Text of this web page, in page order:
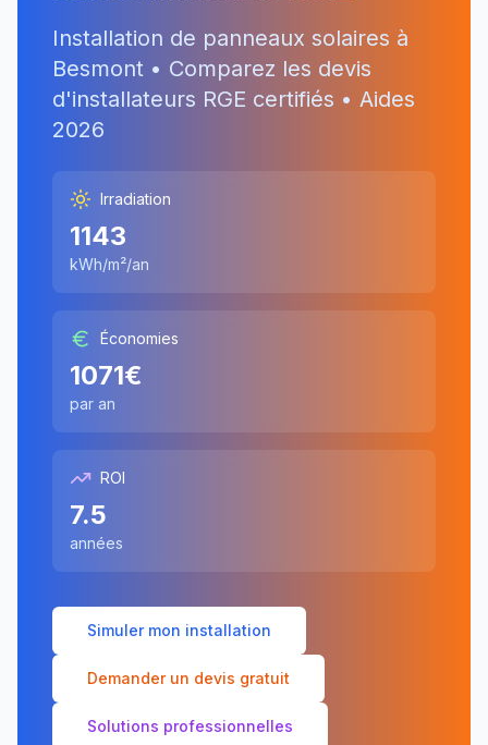
Installation de panneaux solaires à
Besmont • Comparez les devis
d'installateurs RGE certifiés • Aides
2026
Irradiation
1143
kWh/m²/an
Économies
1071€
par an
ROI
7.5
années
Simuler mon installation
Demander un devis gratuit
Solutions professionnelles